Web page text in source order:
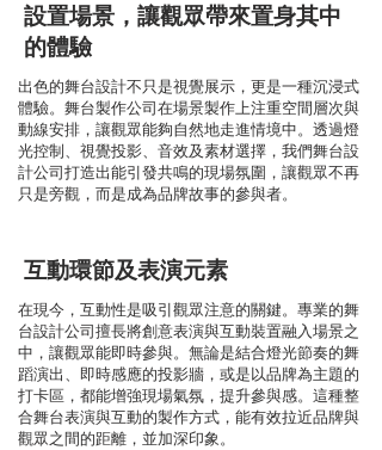
設置場景，讓觀眾帶來置身其中
的體驗
出色的舞台設計不只是視覺展示，更是一種沉浸式
體驗。舞台製作公司在場景製作上注重空間層次與
動線安排，讓觀眾能夠自然地走進情境中。透過燈
光控制、視覺投影、音效及素材選擇，我們舞台設
計公司打造出能引發共鳴的現場氛圍，讓觀眾不再
只是旁觀，而是成為品牌故事的參與者。
互動環節及表演元素
在現今，互動性是吸引觀眾注意的關鍵。專業的舞
台設計公司擅長將創意表演與互動裝置融入場景之
中，讓觀眾能即時參與。無論是結合燈光節奏的舞
蹈演出、即時感應的投影牆，或是以品牌為主題的
打卡區，都能增強現場氣氛，提升參與感。這種整
合舞台表演與互動的製作方式，能有效拉近品牌與
觀眾之間的距離，並加深印象。